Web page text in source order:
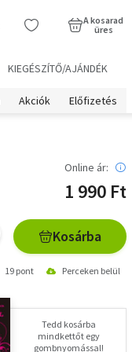
A kosarad
üres
KIEGÉSZÍTŐ/AJÁNDÉK
Akciók Előfizetés
Online ár:
1 990 Ft
Kosárba
19 pont Perceken belül
Tedd kosárba
mindkettőt egy
gombnyomással!